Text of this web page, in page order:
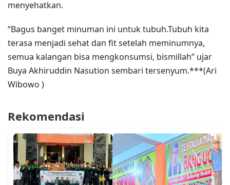
menyehatkan.
“Bagus banget minuman ini untuk tubuh.Tubuh kita
terasa menjadi sehat dan fit setelah meminumnya,
semua kalangan bisa mengkonsumsi, bismillah” ujar
Buya Akhiruddin Nasution sembari tersenyum.***(Ari
Wibowo )
Rekomendasi